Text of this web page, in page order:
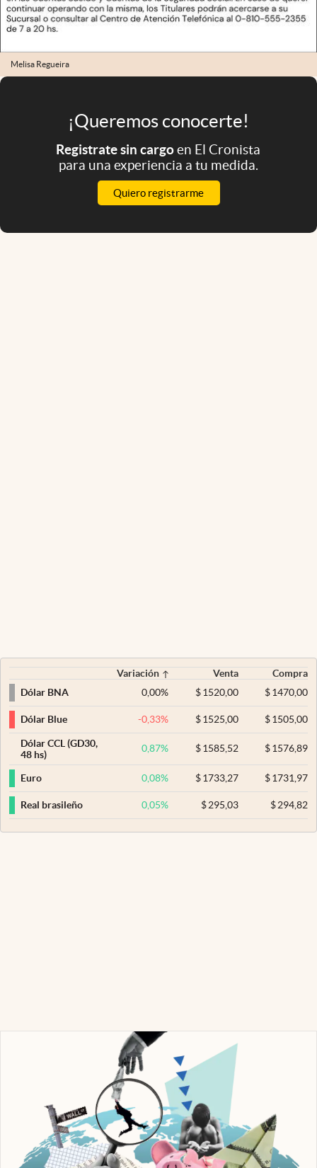
Melisa Regueira
¡Queremos conocerte!
Registrate sin cargoen El Cronista
para una experiencia a tu medida.
Quiero registrarme
Variación Venta
Compra
Dólar BNA
0,00% $ 1520,00 $1470,00
Dólar Blue -0,33% $ 1525,00 $1505,00
Dólar CCL (GD30,
48 hs)
0,87% $ 1585,52 $1576,89
Euro 0,08% $ 1733,27 $1731,97
Real brasileño 0,05% $ 295,03 $294,82